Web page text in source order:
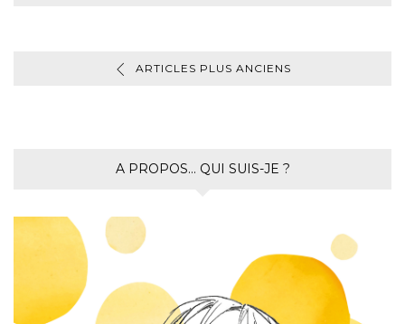
ARTICLES PLUS ANCIENS
A PROPOS… QUI SUIS-JE ?